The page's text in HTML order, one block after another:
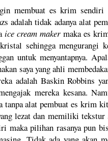
membuat es krim sendiri
adalah tidak adanya alat
ice cream maker maka es
sehingga mengurangi
untuk menyantapnya.
saya yang ahli
adalah Baskin Robbins
mereka kesana.
tanpa alat pembuat es krim
lezat dan memiliki
maka pilihan rasanya pun